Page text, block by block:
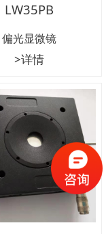
LW35PB
偏光显微镜
>详情